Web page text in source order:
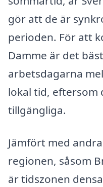
gör att de är
perioden. För att
Damme är det
arbetsdagarna
lokal tid, eftersom
tillgängliga.
Jämfört med
regionen, såsom
är tidszonen